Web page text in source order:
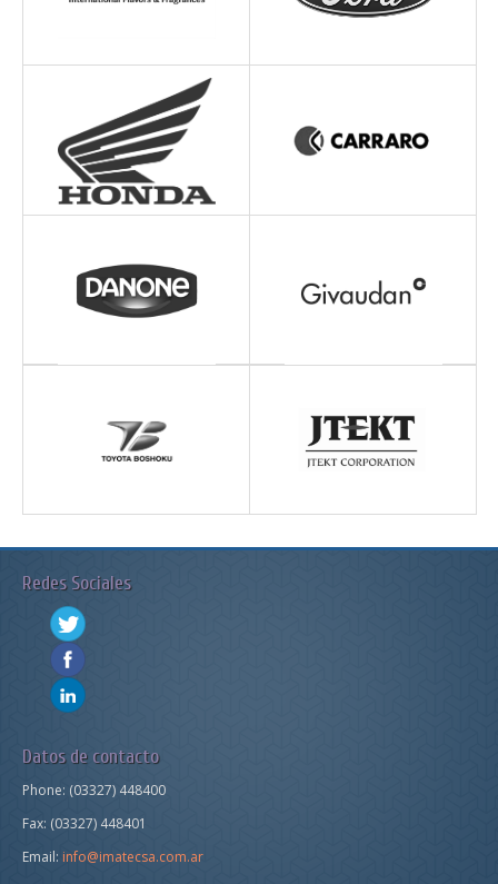
Redes Sociales
Datos de contacto
Phone: (03327) 448400
Fax: (03327) 448401
Email: info@imatecsa.com.ar